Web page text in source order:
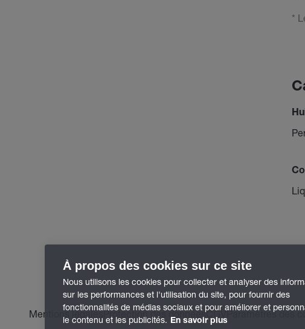
*
Mentions légalesProtection des donnéesCGVParamètres des
À propos des cookies sur ce site
Nous utilisons les cookies pour collecter et analyser des
sur les performances et l'utilisation du site, pour fournir des
fonctionnalités de médias sociaux et pour améliorer et
le contenu et les publicités. En savoir plus